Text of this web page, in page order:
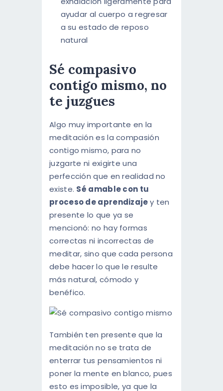
ayudar al cuerpo a regresar
a su estado de reposo
natural
Sé compasivo
contigo mismo, no
te juzgues
Algo muy importante en la
meditación es la compasión
contigo mismo, para no
juzgarte ni exigirte una
perfección que en realidad no
existe. Sé amable con tu
proceso de aprendizajey ten
presente lo que ya se
mencionó: no hay formas
correctas ni incorrectas de
meditar, sino que cada persona
debe hacer lo que le resulte
más natural, cómodo y
benéfico.
También ten presente que la
meditación no se trata de
enterrar tus pensamientos ni
poner la mente en blanco, pues
esto es imposible, ya que la